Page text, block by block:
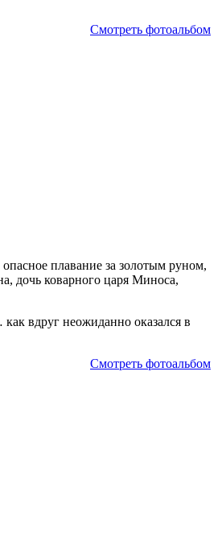
Смотреть фотоальбом
плавание за золотым руном,
дочь коварного царя Миноса,
вдруг неожиданно оказался в
Смотреть фотоальбом